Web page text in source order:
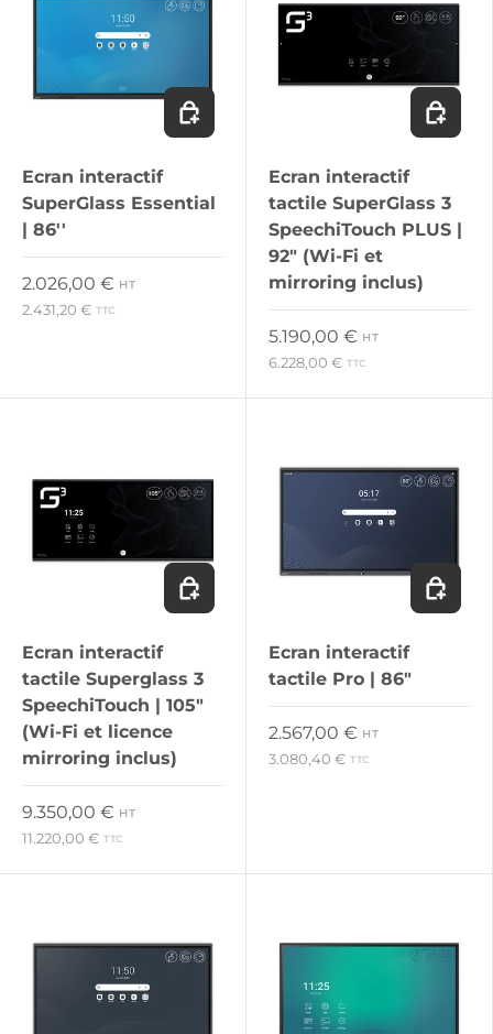
Ecran interactif
SuperGlass Essential
| 86''
Prix habituel
2.026,00 € HT
2.431,20 € TTC
Ajouter au panier
Ecran interactif
tactile SuperGlass 3
SpeechiTouch PLUS |
92" (Wi-Fi et
mirroring inclus)
Prix habituel
5.190,00 € HT
6.228,00 € TTC
Ajouter
Ecran interactif
tactile Superglass 3
SpeechiTouch | 105"
(Wi-Fi et licence
mirroring inclus)
Prix habituel
9.350,00 € HT
11.220,00 € TTC
Ajouter au panier
Ecran interactif
tactile Pro | 86"
Prix habituel
2.567,00 € HT
3.080,40 € TTC
Ajouter